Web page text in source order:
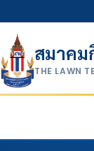
สมาค
THE LAWN